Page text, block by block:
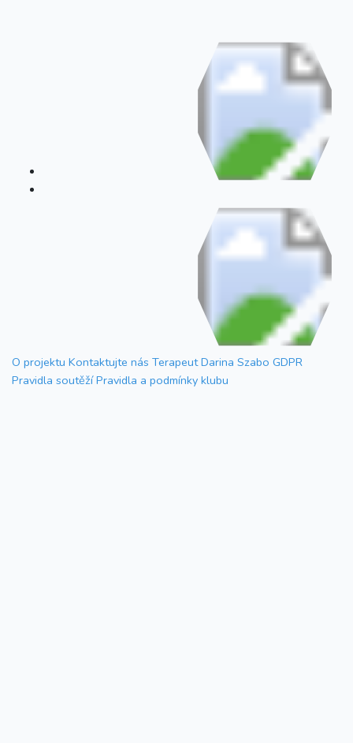
O projektu Kontaktujte nás Terapeut Darina Szabo GDPR
Pravidla soutěží Pravidla a podmínky klubu